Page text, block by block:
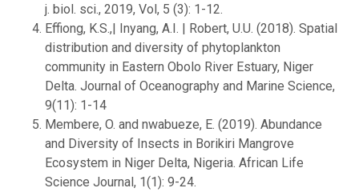
j. biol. sci., 2019, Vol, 5 (3): 1-12.
Effiong, K.S.,| Inyang, A.I. | Robert, U.U. (2018). Spatial
distribution and diversity of phytoplankton
community in Eastern Obolo River Estuary, Niger
Delta. Journal of Oceanography and Marine Science,
9(11): 1-14
Membere, O. and nwabueze, E. (2019). Abundance
and Diversity of Insects in Borikiri Mangrove
Ecosystem in Niger Delta, Nigeria. African Life
Science Journal, 1(1): 9-24.